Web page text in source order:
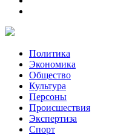
Политика
Экономика
Общество
Культура
Персоны
Происшествия
Экспертиза
Спорт